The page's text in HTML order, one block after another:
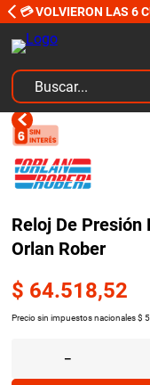
💳 VOLVIERON LAS 6
Buscar...
Reloj De
Orlan Rober
$ 64.518,52
Precio sin impuestos nacionales $
－
TÉRMINOS MÁS
1.
kits
2.
amortiguadores
3.
bujias ngk
4 .
honda civic
5
bora
6.
renault
8.
sprinter